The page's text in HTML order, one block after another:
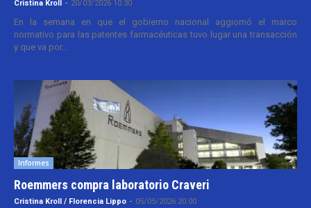
Cristina Kroll - 20/03/2026 10:30
En la semana en que el gobierno nacional aggiornó el marco
normativo para las patentes farmacéuticas tuvo lugar una transacción
y que va por...
Informes
Roemmers compra laboratorio Craveri
Cristina Kroll / Florencia Lippo - 05/05/2026 20:00